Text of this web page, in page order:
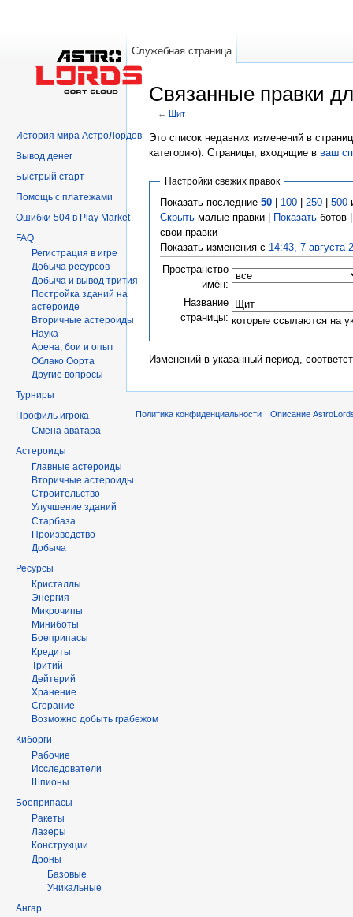
Связанные правки
← Щит
Это список недавних изменений в
категорию). Страницы, входящие в ваш
Настройки свежих правок
Показать последние 50| 100| 250| 500
Скрытьмалые правки | Показатьботов
свои правки
Показать изменения с 14:43, 7 августа
Пространство
имён:
Название
страницы: которые ссылаются на
Изменений в указанный период,
Служебная страница
История мира АстроЛордов
Вывод денег
Быстрый старт
Помощь с платежами
Ошибки 504 в Play Market
FAQ
Регистрация в игре
Добыча ресурсов
Добыча и вывод трития
Постройка зданий на
астероиде
Вторичныe астероиды
Hаука
Арена, бои и опыт
Облако Оорта
Другие вопросы
Турниры
Профиль игрока
Смена аватара
Астероиды
Главные астероиды
Вторичные астероиды
Строительство
Улучшение зданий
Старбаза
Производство
Добыча
Ресурсы
Кристаллы
Энергия
Микрочипы
Миниботы
Боеприпасы
Кредиты
Тритий
Дейтерий
Хранение
Сгорание
Возможно добыть грабежом
Киборги
Рабочие
Исследователи
Шпионы
Боеприпасы
Ракеты
Лазеры
Конструкции
Дроны
Базовые
Уникальные
Ангар
Политика конфиденциальности Описание